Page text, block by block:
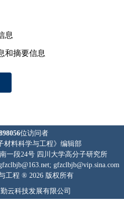
息
和摘要信息
位访问者
材料科学与工程》编辑部
一段24号 四川大学高分子研究所
gfzclbjb@vip.sina.com
工程 ® 2026 版权所有
云科技发展有限公司